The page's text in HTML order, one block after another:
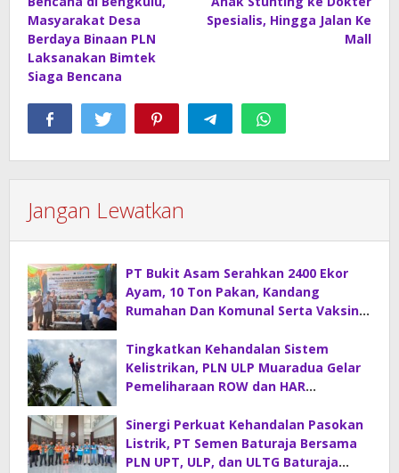
Masyarakat Desa
Berdaya Binaan PLN
Laksanakan Bimtek
Siaga Bencana
Spesialis, Hingga Jalan Ke
Mall
Jangan Lewatkan
PT Bukit Asam Serahkan 2400 Ekor
Ayam, 10 Ton Pakan, Kandang
Rumahan Dan Komunal Serta Vaksin
Tingkatkan Kehandalan Sistem
Kelistrikan, PLN ULP Muaradua Gelar
Pemeliharaan ROW dan HAR
Sinergi Perkuat Kehandalan Pasokan
Listrik, PT Semen Baturaja Bersama
PLN UPT, ULP, dan ULTG Baturaja